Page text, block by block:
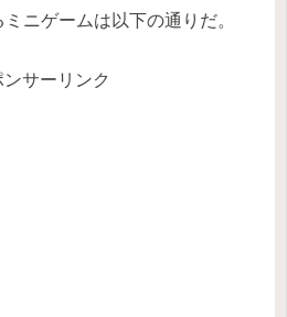
ニゲームは以下の通りだ。
ンサーリンク